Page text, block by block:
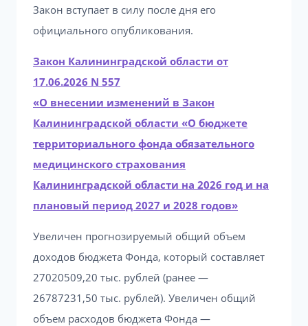
Закон вступает в силу после дня его
официального опубликования.
Закон Калининградской области от
17.06.2026 N 557
«О внесении изменений в Закон
Калининградской области «О бюджете
территориального фонда обязательного
медицинского страхования
Калининградской области на 2026 год и на
плановый период 2027 и 2028 годов»
Увеличен прогнозируемый общий объем
доходов бюджета Фонда, который составляет
27020509,20 тыс. рублей (ранее —
26787231,50 тыс. рублей). Увеличен общий
объем расходов бюджета Фонда —